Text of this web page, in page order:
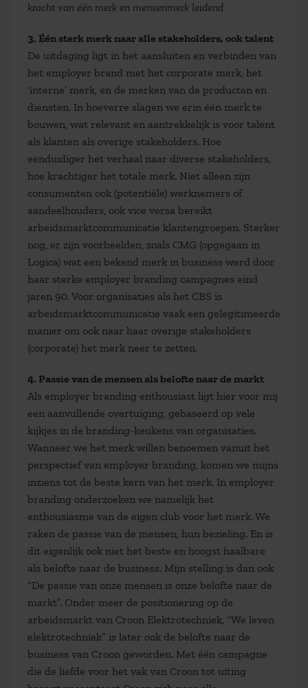
kracht van één merk en mensenmerk leidend
3. Één sterk merk naar alle stakeholders, ook talent
De uitdaging ligt in het aansluiten en verbinden van
het employer brand met het corporate merk, het
‘interne’ merk, en de merken van de producten en
diensten. In hoeverre slagen we erin één merk te
bouwen, wat relevant en aantrekkelijk is voor talent
als klanten als overige stakeholders. Hoe
eenduidiger het verhaal naar diverse stakeholders,
hoe krachtiger het totale merk. Niet alleen zijn
consumenten ook (potentiële) werknemers of
aandeelhouders, ook vice versa bereikt
arbeidsmarktcommunicatie klantengroepen. Sterker
nog, er zijn voorbeelden, zoals CMG (opgegaan in
Logica) wat een bekend merk in business werd door
haar sterke employer branding campagnes eind
jaren 90. Voor organisaties als het CBS is
arbeidsmarktcommunicatie vaak een gelegitimeerde
manier om ook naar haar overige stakeholders
(corporate) het merk neer te zetten.
4. Passie van de mensen als belofte naar de markt
Als employer branding enthousiast ligt hier voor mij
een aanvullende overtuiging, gebaseerd op vele
kijkjes in de branding-keukens van organisaties.
Wanneer we het merk willen benoemen vanuit het
perspectief van employer branding, komen we mijns
inziens tot de beste kern van het merk. In employer
branding onderzoeken we namelijk het
enthousiasme van de eigen club voor het merk. We
raken de passie van de mensen, hun bezieling. En is
dit eigenlijk ook niet het beste en hoogst haalbare
als belofte naar de business. Mijn stelling is dan ook
“De passie van onze mensen is onze belofte naar de
markt”. Onder meer de positionering op de
arbeidsmarkt van Croon Elektrotechniek, “We leven
elektrotechniek” is later ook de belofte naar de
business van Croon geworden. Met één campagne
die de liefde voor het vak van Croon tot uiting